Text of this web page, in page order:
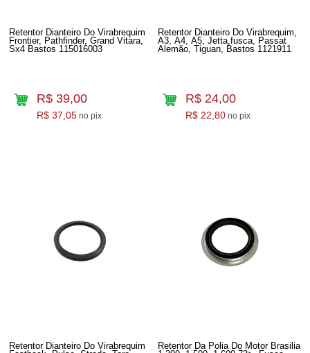
Retentor Dianteiro Do Virabrequim
Frontier, Pathfinder, Grand Vitara,
Sx4 Bastos 115016003
R$ 39,00
R$ 37,05 no pix
Retentor Dianteiro Do Virabrequim,
A3, A4, A5, Jetta,fusca, Passat
Alemão, Tiguan, Bastos 1121911
R$ 24,00
R$ 22,80 no pix
Retentor Dianteiro Do Virabrequim
Retentor Da Polia Do Motor Brasilia